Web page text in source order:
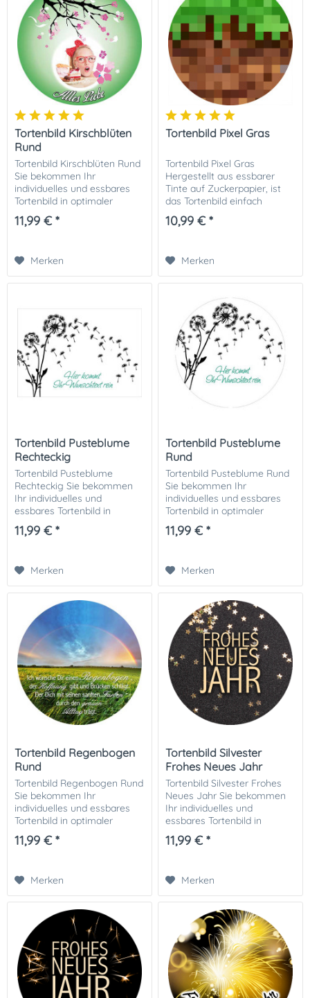
Tortenbild Kirschblüten
Rund
Tortenbild Kirschblüten Rund
Sie bekommen Ihr
individuelles und essbares
Tortenbild in optimaler
Qualität auf Dekor-Plus
Zuckerpapier gedruckt. Ihrer
11,99 € *
Merken
Tortenbild Pixel Gras
Tortenbild Pixel Gras
Hergestellt aus essbarer
Tinte auf Zuckerpapier, ist
das Tortenbild einfach
anzuwenden und sorgt für
eine professionelle und
Sie die...
10,99 € *
Merken
Tortenbild Pusteblume
Rechteckig
Tortenbild Pusteblume
Rechteckig Sie bekommen
Ihr individuelles und
essbares Tortenbild in
optimaler Qualität auf
Dekor-Plus Zuckerpapier
mehr...
11,99 € *
Merken
Tortenbild Pusteblume
Rund
Tortenbild Pusteblume Rund
Sie bekommen Ihr
individuelles und essbares
Tortenbild in optimaler
Qualität auf Dekor-Plus
Zuckerpapier gedruckt. Ihrer
11,99 € *
Merken
Tortenbild Regenbogen
Rund
Tortenbild Regenbogen Rund
Sie bekommen Ihr
individuelles und essbares
Tortenbild in optimaler
Qualität auf Dekor-Plus
Zuckerpapier gedruckt. Ihrer
11,99 € *
Merken
Tortenbild Silvester
Frohes Neues Jahr
Tortenbild Silvester Frohes
Neues Jahr Sie bekommen
Ihr individuelles und
essbares Tortenbild in
optimaler Qualität auf
Dekor-Plus Zuckerpapier
11,99 € *
Merken